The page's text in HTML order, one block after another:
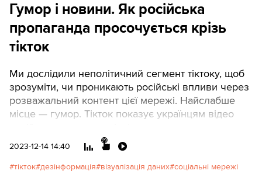
Гумор і новини. Як російська
пропаганда просочується крізь
тікток
Ми дослідили неполітичний сегмент тіктоку, щоб
зрозуміти, чи проникають російські впливи через
розважальний контент цієї мережі. Найслабше
місце — гумор. Тікток показує українцям відео
“задорновщина”, тобто висміювання Заходу.
2023-12-14 14:40
тікток дезінформація візуалізація даних соціальні мережі